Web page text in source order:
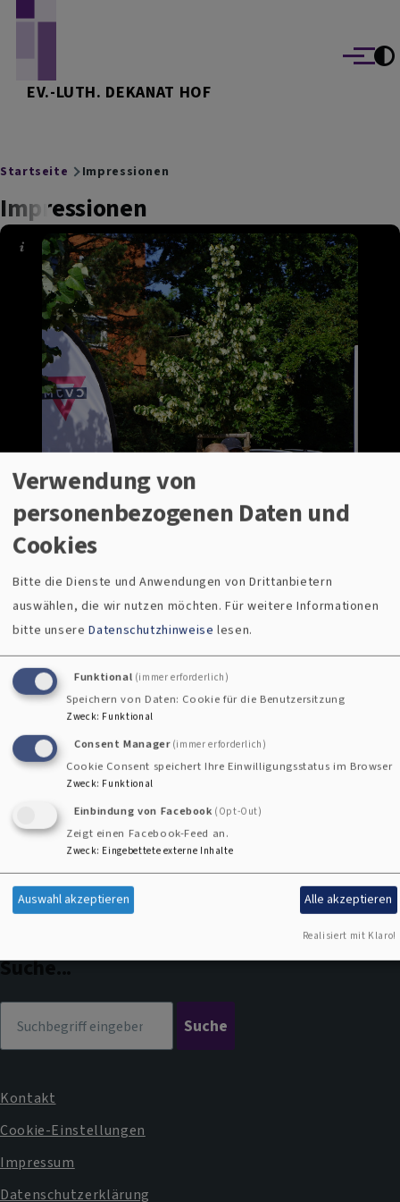
EV.-LUTH. DEKANAT HOF
Menü
Breadcrumb
Startseite Impressionen
Impressionen
1/20
Kontaktformular
Instagram
Anruf
im
Dekanat
Suche...
Fußbereichsmenü
Kontakt
Cookie-Einstellungen
Impressum
Datenschutzerklärung
Verwendung von
personenbezogenen Daten und
Cookies
Bitte die Dienste und Anwendungen von Drittanbietern
auswählen, die wir nutzen möchten.Für weitere Informationen
bitte unsereDatenschutzhinweise lesen.
Funktional (immer erforderlich)
Speichern von Daten: Cookie für die Benutzersitzung
Zweck: Funktional
Consent Manager (immer erforderlich)
Cookie Consent speichert Ihre Einwilligungsstatus im Browser
Zweck: Funktional
Einbindung von Facebook (Opt-Out)
Zeigt einen Facebook-Feed an.
Zweck: Eingebettete externe Inhalte
Auswahl akzeptieren Alle akzeptieren
Realisiert mit Klaro!